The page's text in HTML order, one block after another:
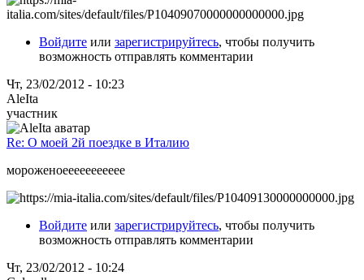
Войдите или зарегистрируйтесь, чтобы получить
возможность отправлять комментарии
Чт, 23/02/2012 - 10:23
AleIta
участник
Re: О моей 2й поездке в Италию
мороженоеееееееееее
Войдите или зарегистрируйтесь, чтобы получить
возможность отправлять комментарии
Чт, 23/02/2012 - 10:24